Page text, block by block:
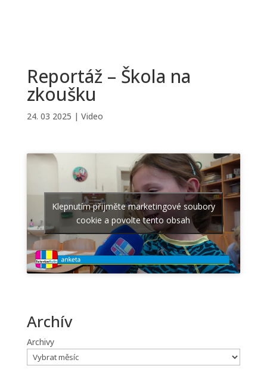
Reportáž – Škola na
zkoušku
24. 03 2025 | Video
Klepnutím přijměte marketingové soubory
cookie a povolte tento obsah
Archív
Archivy